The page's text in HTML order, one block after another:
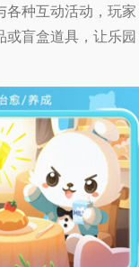
各种互动活动，玩家
或盲盒道具，让乐园